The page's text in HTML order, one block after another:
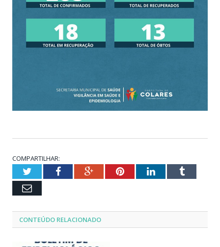
COMPARTILHAR:
TwitterFacebookGoogle+PinterestLinkedInTumblr
Email
CONTEÚDO RELACIONADO